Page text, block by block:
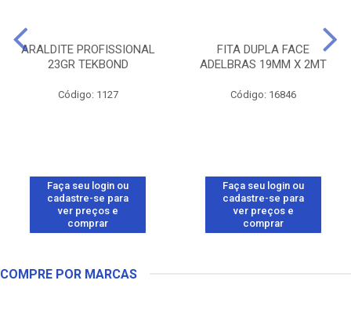
ARALDITE PROFISSIONAL
23GR TEKBOND
Código: 1127
Faça seu login ou
cadastre-se para
ver preços e
comprar
FITA DUPLA FACE
ADELBRAS 19MM X 2MT
Código: 16846
Faça seu login ou
cadastre-se para
ver preços e
comprar
COMPRE POR MARCAS